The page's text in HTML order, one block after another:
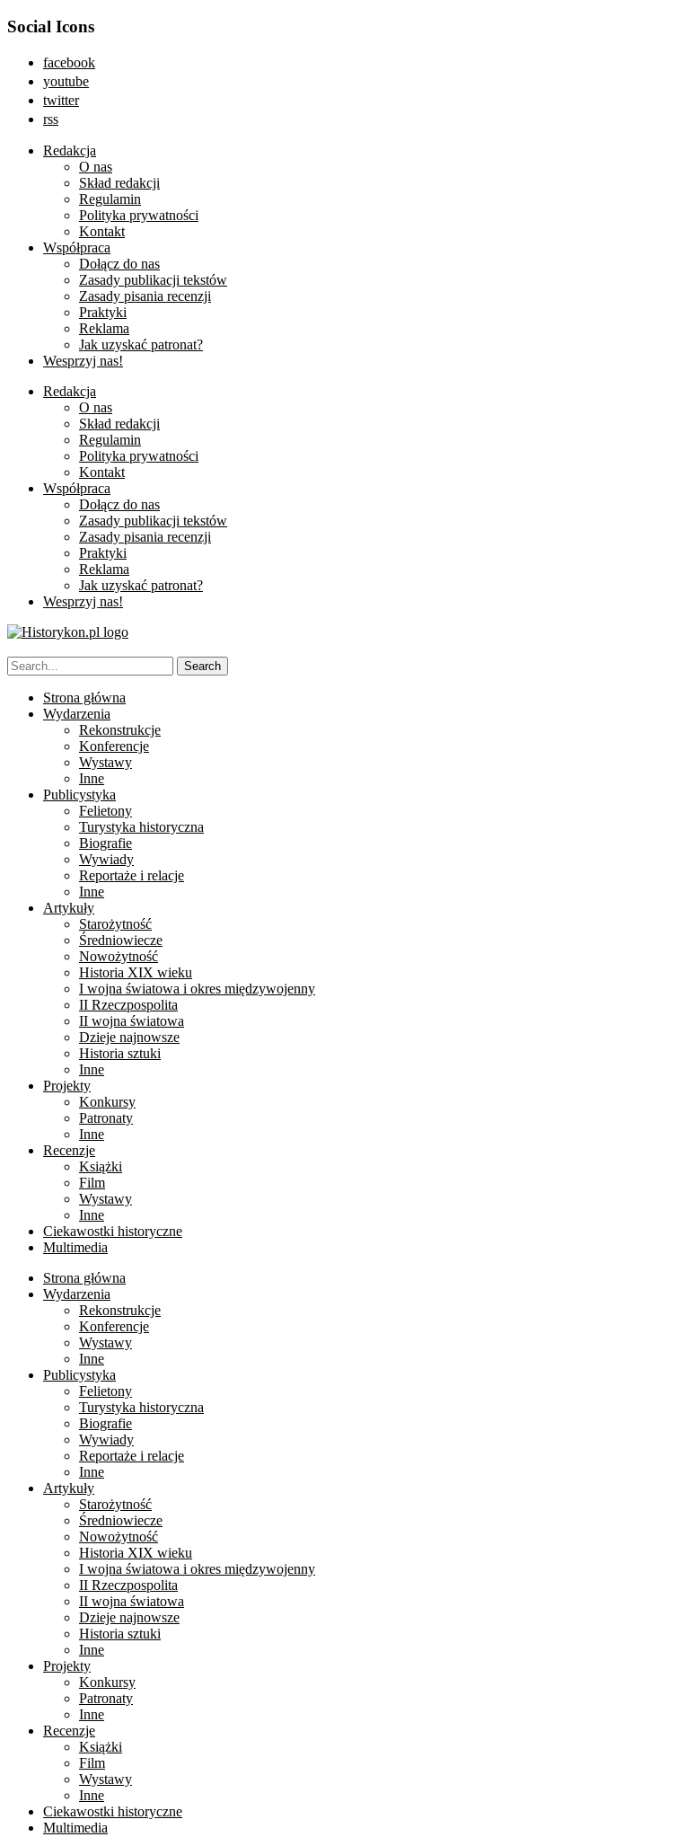
Social Icons
facebook
youtube
twitter
rss
Redakcja
O nas
Skład redakcji
Regulamin
Polityka prywatności
Kontakt
Współpraca
Dołącz do nas
Zasady publikacji tekstów
Zasady pisania recenzji
Praktyki
Reklama
Jak uzyskać patronat?
Wesprzyj nas!
Redakcja
O nas
Skład redakcji
Regulamin
Polityka prywatności
Kontakt
Współpraca
Dołącz do nas
Zasady publikacji tekstów
Zasady pisania recenzji
Praktyki
Reklama
Jak uzyskać patronat?
Wesprzyj nas!
Strona główna
Wydarzenia
Rekonstrukcje
Konferencje
Wystawy
Inne
Publicystyka
Felietony
Turystyka historyczna
Biografie
Wywiady
Reportaże i relacje
Inne
Artykuły
Starożytność
Średniowiecze
Nowożytność
Historia XIX wieku
I wojna światowa i okres międzywojenny
II Rzeczpospolita
II wojna światowa
Dzieje najnowsze
Historia sztuki
Inne
Projekty
Konkursy
Patronaty
Inne
Recenzje
Książki
Film
Wystawy
Inne
Ciekawostki historyczne
Multimedia
Strona główna
Wydarzenia
Rekonstrukcje
Konferencje
Wystawy
Inne
Publicystyka
Felietony
Turystyka historyczna
Biografie
Wywiady
Reportaże i relacje
Inne
Artykuły
Starożytność
Średniowiecze
Nowożytność
Historia XIX wieku
I wojna światowa i okres międzywojenny
II Rzeczpospolita
II wojna światowa
Dzieje najnowsze
Historia sztuki
Inne
Projekty
Konkursy
Patronaty
Inne
Recenzje
Książki
Film
Wystawy
Inne
Ciekawostki historyczne
Multimedia